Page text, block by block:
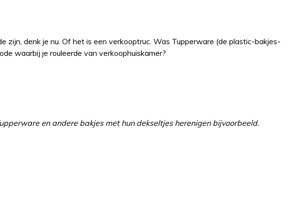
denk je nu. Of het is een verkooptruc. Was Tupperware (de plastic-bakjes-
waarbij je rouleerde van verkoophuiskamer?
en andere bakjes met hun dekseltjes herenigen bijvoorbeeld.